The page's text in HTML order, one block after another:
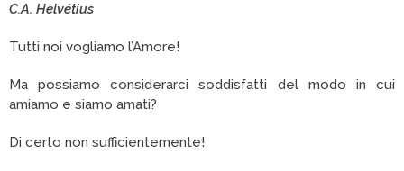
C.A. Helvétius
Tutti noi vogliamo l’Amore!
Ma possiamo considerarci soddisfatti del modo in cui
amiamo e siamo amati?
Di certo non sufficientemente!